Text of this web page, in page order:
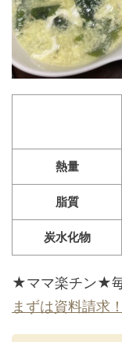
熱量
脂質
炭水化物
★ママ楽チン★毎
まずは資料請求！